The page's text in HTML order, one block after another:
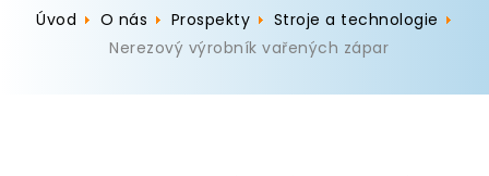
Úvod O nás Prospekty
Stroje a technologie
Nerezový výrobník vařených zápar